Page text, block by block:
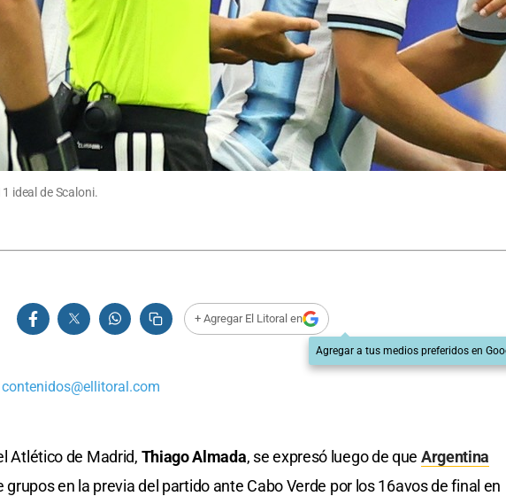
ideal de Scaloni.
+ Agregar El Litoral en
Agregar a tus medios preferidos en
contenidos@ellitoral.com
Atlético de Madrid, Thiago Almada, se expresó luego de que Argentina
en la previa del partido ante Cabo Verde por los 16avos de final en